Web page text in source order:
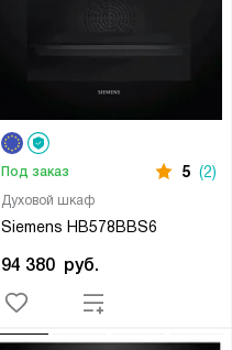
Духовой шкаф
Siemens HB578BBS6
Под заказ 5 (2)
94 380 руб.